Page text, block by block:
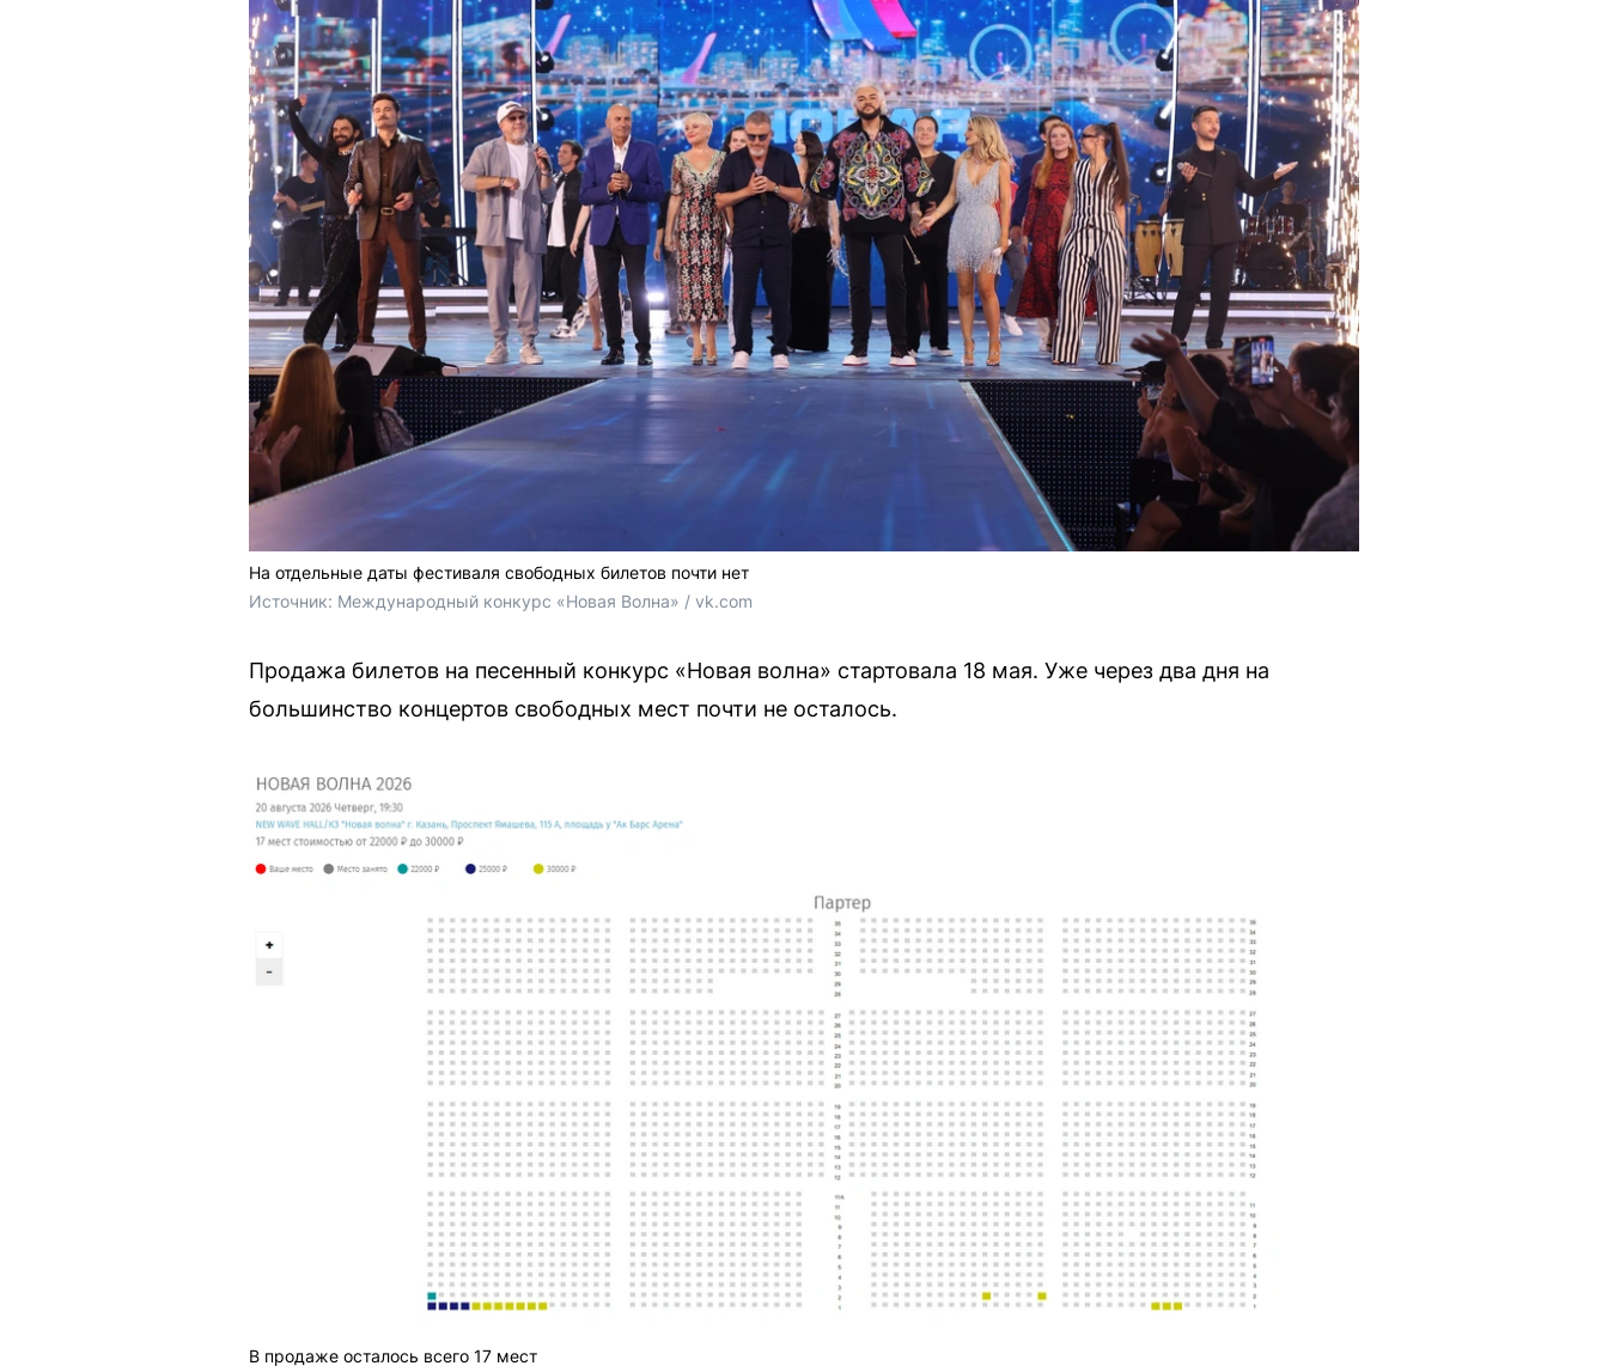
На отдельные даты фестиваля свободных билетов почти нет
Источник: Международный конкурс «Новая Волна» / vk.com
Продажа билетов на песенный конкурс «Новая волна» стартовала 18 мая. Уже через два дня на
большинство концертов свободных мест почти не осталось.
В продаже осталось всего 17 мест